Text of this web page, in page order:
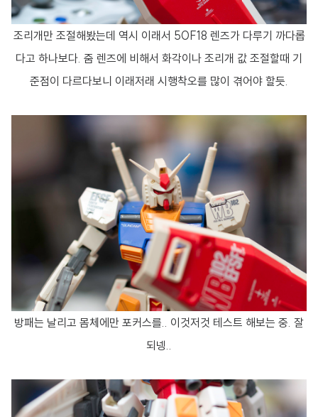
조리개만 조절해봤는데 역시 이래서 50F18 렌즈가 다루기 까다롭
다고 하나보다. 줌 렌즈에 비해서 화각이나 조리개 값 조절할때 기
준점이 다르다보니 이래저래 시행착오를 많이 겪어야 할듯.
방패는 날리고 몸체에만 포커스를.. 이것저것 테스트 해보는 중. 잘
되넹..